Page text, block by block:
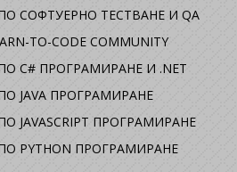
СОФТУЕРНО ТЕСТВАНЕ И QA
TO-CODE COMMUNITY
C# ПРОГРАМИРАНЕ И .NET
JAVA ПРОГРАМИРАНЕ
JAVASCRIPT ПРОГРАМИРАНЕ
PYTHON ПРОГРАМИРАНЕ